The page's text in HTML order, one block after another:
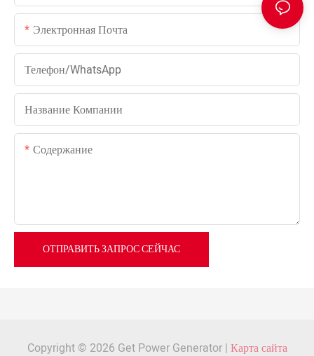
Электронная Почта
Телефон/WhatsApp
Название Компании
Содержание
ОТПРАВИТЬ ЗАПРОС СЕЙЧАС
Copyright © 2026 Get Power Generator | Карта сайта